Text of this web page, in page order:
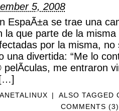
5, 2008
EspaÃ±a se trae una
la que parte de la
por la misma,
una divertida: “Me lo
me entraron
[…]
| ALSO TAGGED
COMMENTS (3)